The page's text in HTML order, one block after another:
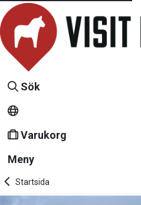
Sök
Varukorg
Meny
Startsida